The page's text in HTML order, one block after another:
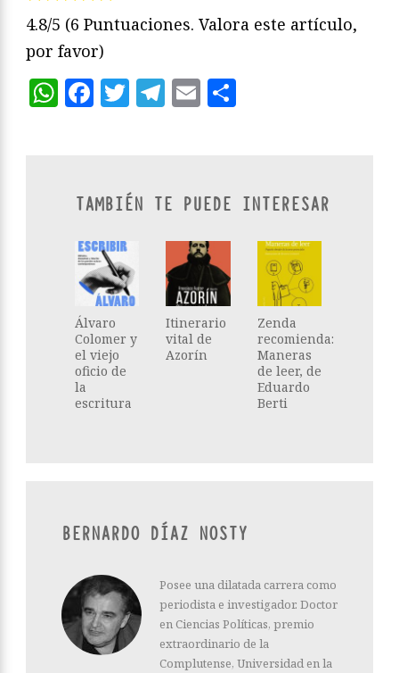
4.8/5 (6 Puntuaciones. Valora este artículo,
por favor)
WhatsApp
Facebook
Twitter
Telegram
Email
TAMBIÉN TE PUEDE INTERESAR
Álvaro
Colomer y
el viejo
oficio de
la
escritura
Itinerario
vital de
Azorín
Zenda
recomienda:
Maneras
de leer, de
Eduardo
Berti
BERNARDO DÍAZ NOSTY
Posee una dilatada carrera como
periodista e investigador. Doctor
en Ciencias Políticas, premio
extraordinario de la
Complutense, Universidad en la